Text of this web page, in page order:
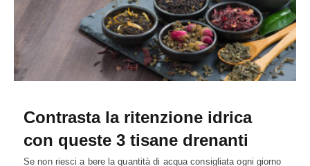
Contrasta la ritenzione idrica
con queste 3 tisane drenanti
Se non riesci a bere la quantità di acqua consigliata ogni giorno